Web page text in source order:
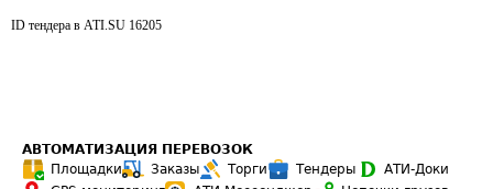
ID тендера в ATI.SU 16205
АВТОМАТИЗАЦИЯ ПЕРЕВОЗОК
Площадки
Заказы Торги Тендеры
АТИ-Доки